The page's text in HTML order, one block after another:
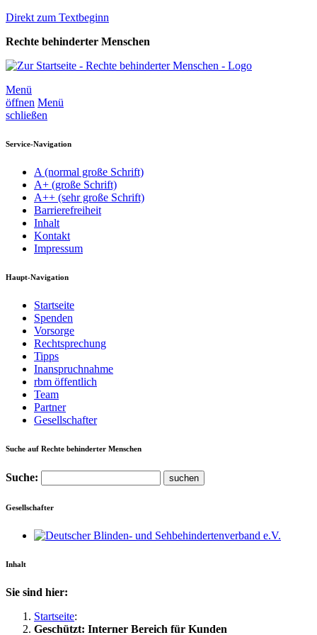
Direkt zum Textbeginn
Rechte behinderter Menschen
Menü
öffnen Menü
schließen
Service-Navigation
A (normal große Schrift)
A+ (große Schrift)
A++ (sehr große Schrift)
Barrierefreiheit
Inhalt
Kontakt
Impressum
Haupt-Navigation
Startseite
Spenden
Vorsorge
Rechtsprechung
Tipps
Inanspruchnahme
rbm öffentlich
Team
Partner
Gesellschafter
Suche auf Rechte behinderter Menschen
Suche:
Gesellschafter
Inhalt
Sie sind hier:
Startseite:
Geschützt: Interner Bereich für Kunden